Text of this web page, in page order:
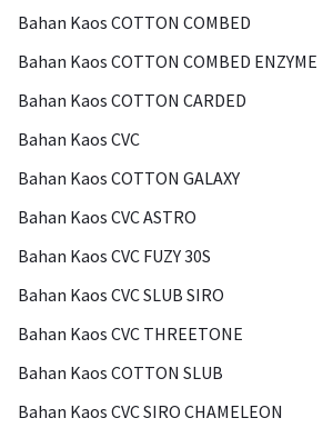
Bahan Kaos COTTON COMBED
Bahan Kaos COTTON COMBED ENZYME
Bahan Kaos COTTON CARDED
Bahan Kaos CVC
Bahan Kaos COTTON GALAXY
Bahan Kaos CVC ASTRO
Bahan Kaos CVC FUZY 30S
Bahan Kaos CVC SLUB SIRO
Bahan Kaos CVC THREETONE
Bahan Kaos COTTON SLUB
Bahan Kaos CVC SIRO CHAMELEON